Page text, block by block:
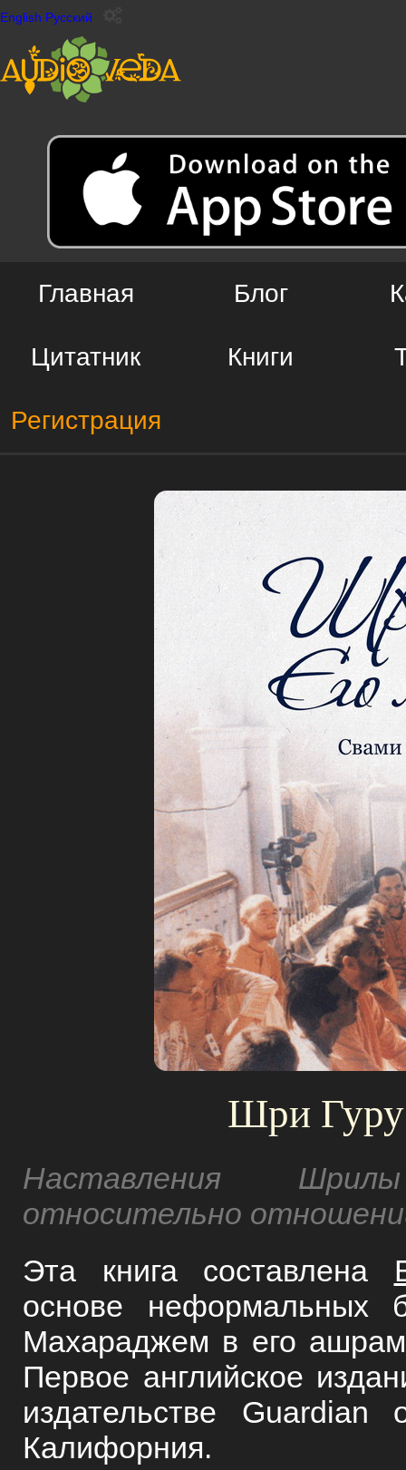
English Русский
Главная Блог
Цитатник Книги
Регистрация
Шри Гуру
Наставления
относительно
Эта книга составлена
основе неформальных
Махараджем в его
Первое английское
издательстве
Калифорния.